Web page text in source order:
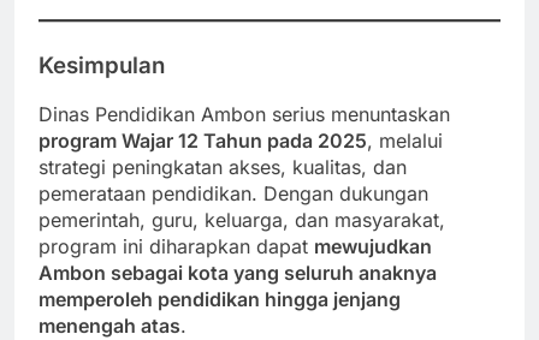
Kesimpulan
Dinas Pendidikan Ambon serius menuntaskan
program Wajar 12 Tahun pada 2025, melalui
strategi peningkatan akses, kualitas, dan
pemerataan pendidikan. Dengan dukungan
pemerintah, guru, keluarga, dan masyarakat,
program ini diharapkan dapat mewujudkan
Ambon sebagai kota yang seluruh anaknya
memperoleh pendidikan hingga jenjang
menengah atas.